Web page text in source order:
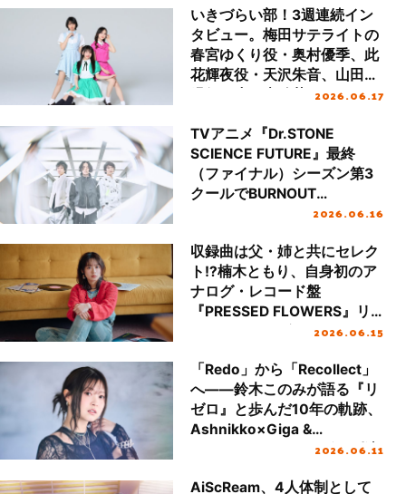
んだのかたっぷり語ってもら
った
いきづらい部！3週連続イン
タビュー。梅田サテライトの
春宮ゆくり役・奥村優季、此
花輝夜役・天沢朱音、山田真
緑役・小戸森穂花が2ndシン
2026.06.17
TVアニメ『Dr.STONE
SCIENCE FUTURE』最終
（ファイナル）シーズン第3
クールでBURNOUT
SYNDROMESが再タッグ！
めた『Dr.STONE』への想い
をフロントマン・熊谷和海に
聞いた
2026.06.16
収録曲は父・姉と共にセレク
ト!?楠木ともり、自身初のア
ナログ・レコード盤
『PRESSED FLOWERS』リ
リースインタビュー2026.06.15
「Redo」から「Recollect」
へ――鈴木このみが語る『リ
ゼロ』と歩んだ10年の軌跡、
Ashnikko×Giga &
TeddyLoidとのコラボで到達
2026.06.11
AiScReam、4人体制として